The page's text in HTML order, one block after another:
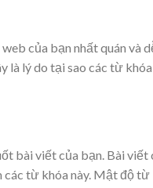
của bạn nhất quán và
là lý do tại sao các từ
bài viết của bạn. Bài viết
các từ khóa này. Mật độ từ